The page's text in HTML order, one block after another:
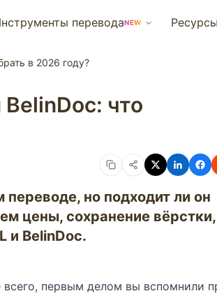
переводаNEW
в 2026 году?
что
но подходит ли он
цены, сохранение вёрстки,
и BelinDoc.
всего, первым делом вы вспомнили